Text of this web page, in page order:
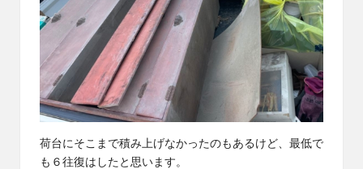
荷台にそこまで積み上げなかったのもあるけど、最低で
も６往復はしたと思います。